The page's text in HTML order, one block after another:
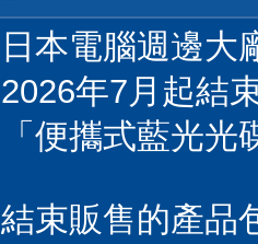
日本電腦週邊大
2026年7月起結
「便攜式藍光
結束販售的產品